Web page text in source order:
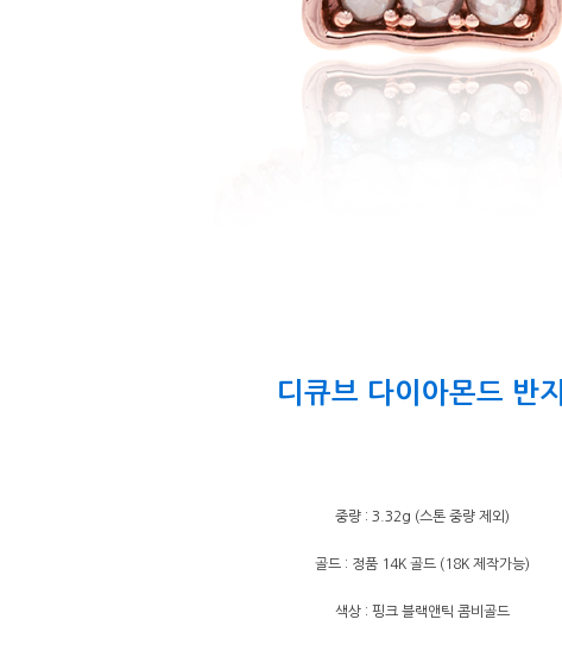
디큐브 다이아몬드 반지
중량 : 3.32g (스톤 중량 제외)
골드 : 정품 14K 골드 (18K 제작가능)
색상 : 핑크 블랙앤틱 콤비골드